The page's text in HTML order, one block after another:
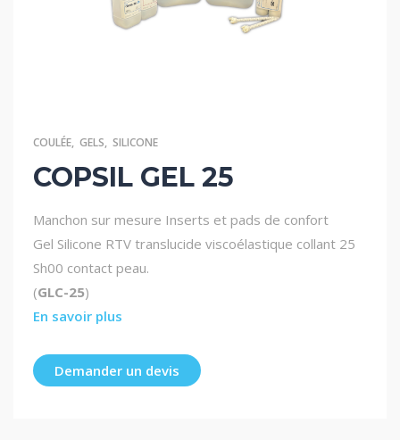
COULÉE, GELS, SILICONE
COPSIL GEL 25
Manchon sur mesure Inserts et pads de confort
Gel Silicone RTV translucide viscoélastique collant 25
Sh00 contact peau.
(GLC-25)
En savoir plus
Demander un devis